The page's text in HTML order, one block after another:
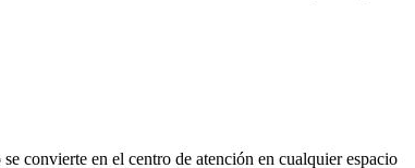
convierte en el centro de atención en cualquier espacio